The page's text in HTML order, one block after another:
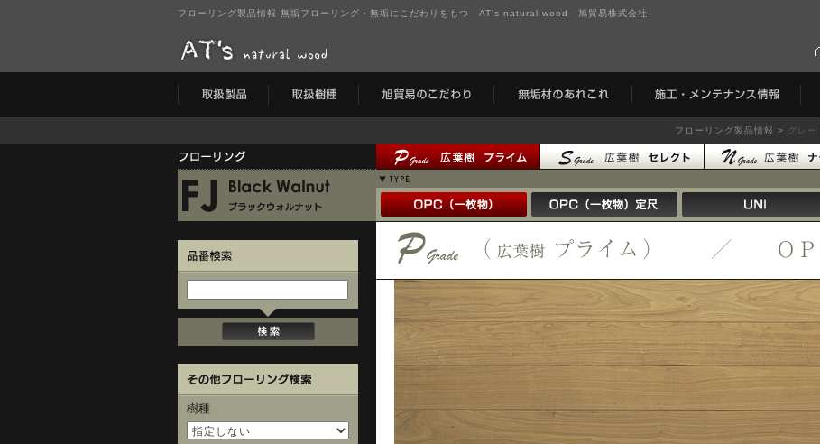
フローリング製品情報-無垢フローリング・無垢にこだわりをもつ AT's natural wood 旭貿易株式会社
フローリング製品情報 > グレー
樹種